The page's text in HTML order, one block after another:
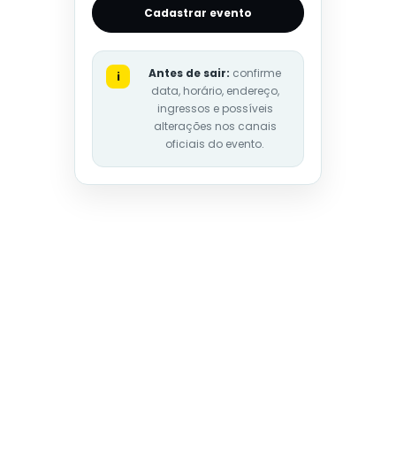
Cadastrar evento
i Antes de sair: confirme
data, horário, endereço,
ingressos e possíveis
alterações nos canais
oficiais do evento.